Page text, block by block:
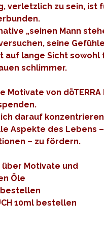
verletzlich zu sein, ist
„seinen Mann
seine
auf lange Sicht sowohl
schlimmer.
Motivate von dōTERRA
darauf
Aspekte des Lebens
– zu fördern.
Motivate und
Öle
10ml bestellen